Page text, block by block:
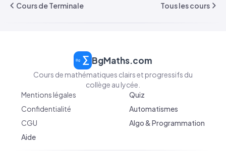
Cours de Terminale Tous les cours
BgMaths.com
Cours de mathématiques clairs et progressifs du
collège au lycée.
Mentions légales
Quiz
Confidentialité
Automatismes
CGU
Algo & Programmation
Aide